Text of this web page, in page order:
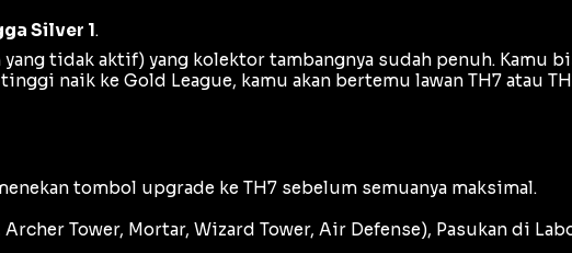
Silver 1.
yang tidak aktif) yang kolektor tambangnya sudah penuh. Kamu
naik ke Gold League, kamu akan bertemu lawan TH7 atau
tombol upgrade ke TH7 sebelum semuanya maksimal.
Archer Tower, Mortar, Wizard Tower, Air Defense), Pasukan di